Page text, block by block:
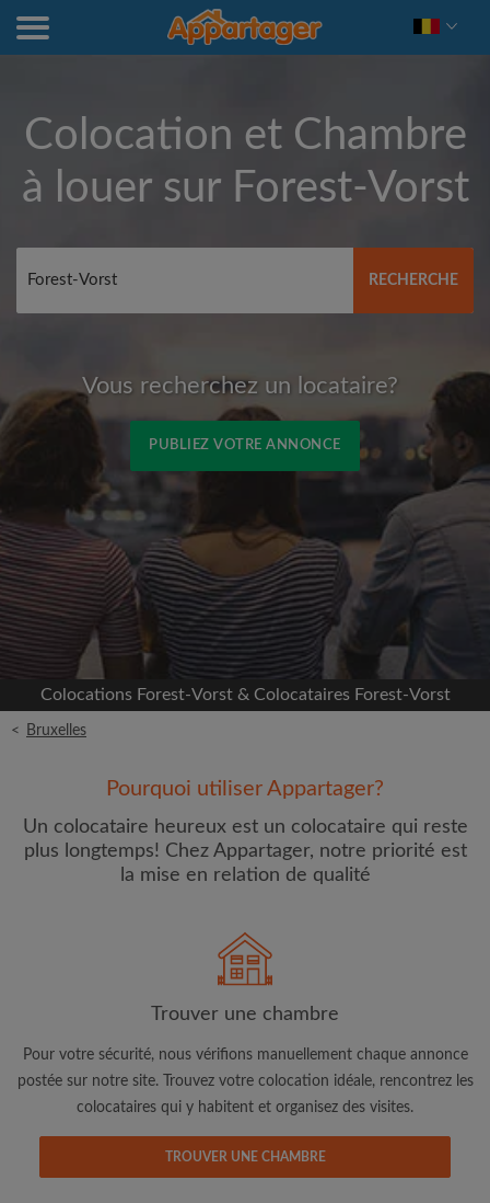
Colocation et Chambre
à louer sur Forest-Vorst
RECHERCHE
Vous recherchez un locataire?
PUBLIEZ VOTRE ANNONCE
Nous ne publierons jamais sur votre page sans
votre accord
OU
Loyer max par mois (€)
Adresse email
Colocations Forest-Vorst & Colocataires Forest-Vorst
< Bruxelles
Pourquoi utiliser Appartager?
Un colocataire heureux est un colocataire qui reste
plus longtemps! Chez Appartager, notre priorité est
la mise en relation de qualité
Trouver une chambre
Pour votre sécurité, nous vérifions manuellement chaque annonce
postée sur notre site. Trouvez votre colocation idéale, rencontrez les
colocataires qui y habitent et organisez des visites.
TROUVER UNE CHAMBRE